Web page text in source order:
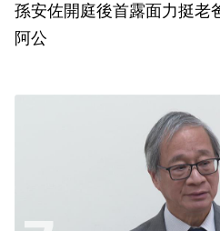
孫安佐開庭後首露面力挺
阿公